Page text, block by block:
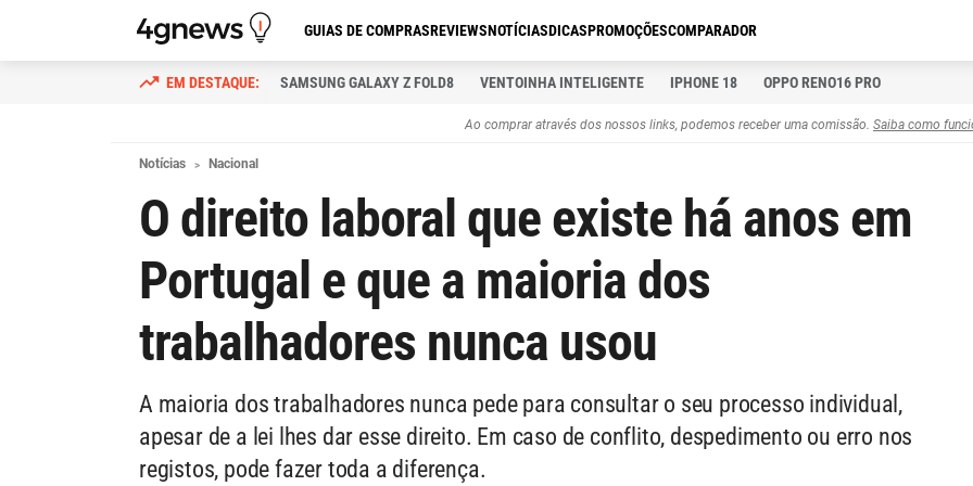
GUIAS DE COMPRASREVIEWSNOTÍCIASDICASPROMOÇÕESCOMPARADOR
SAMSUNG GALAXY Z FOLD8 VENTOINHA INTELIGENTE IPHONE 18 OPPO RENO16 PRO
Ao comprar através dos nossos links, podemos receber uma comissão. Saiba como
Notícias Nacional
O direito laboral que existe há anos em
Portugal e que a maioria dos
trabalhadores nunca usou
A maioria dos trabalhadores nunca pede para consultar o seu processo individual,
apesar de a lei lhes dar esse direito. Em caso de conflito, despedimento ou erro nos
registos, pode fazer toda a diferença.